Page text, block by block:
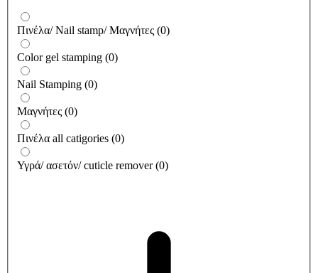
Πινέλα/ Nail stamp/ Μαγνήτες (0)
Color gel stamping (0)
Nail Stamping (0)
Μαγνήτες (0)
Πινέλα all catigories (0)
Υγρά/ ασετόν/ cuticle remover (0)